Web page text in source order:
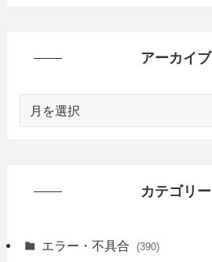
アーカイブ
カテゴリー
エラー・不具合 (390)